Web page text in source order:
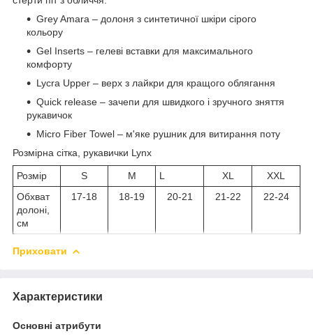
Grey Amara – долоня з синтетичної шкіри сірого
кольору
Gel Inserts – гелеві вставки для максимального
комфорту
Lycra Upper – верх з лайкри для кращого облягання
Quick release – зачепи для швидкого і зручного зняття
рукавичок
Micro Fiber Towel – м'яке рушник для витирання поту
Розмірна сітка, рукавички Lynx
Розмір S M L XL
XXL
Обхват
долоні,
см
17-18 18-19 20-21 21-22 22-24
Приховати
Характеристики
Основні атрибути